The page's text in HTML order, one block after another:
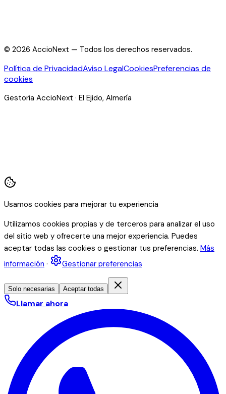
© 2026 AccioNext — Todos los derechos reservados.
Política de PrivacidadAviso LegalCookiesPreferencias de
cookies
Gestoría AccioNext · El Ejido, Almería
Usamos cookies para mejorar tu experiencia
Utilizamos cookies propias y de terceros para analizar el uso
del sitio web y ofrecerte una mejor experiencia. Puedes
aceptar todas las cookies o gestionar tus preferencias. Más
información · Gestionar preferencias
Solo necesarias Aceptar todas
Llamar ahora